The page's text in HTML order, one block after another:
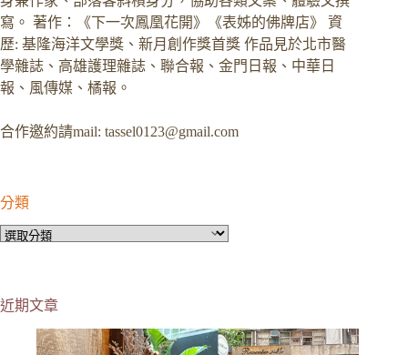
寫。 著作：《下一次鳳凰花開》《表姊的佛牌店》 資
歷: 基隆海洋文學獎、新月創作獎首獎 作品見於北市醫
學雜誌、高雄護理雜誌、聯合報、金門日報、中華日
報、風傳媒、橘報。
合作邀約請mail: tassel0123@gmail.com
分類
分
近期文章